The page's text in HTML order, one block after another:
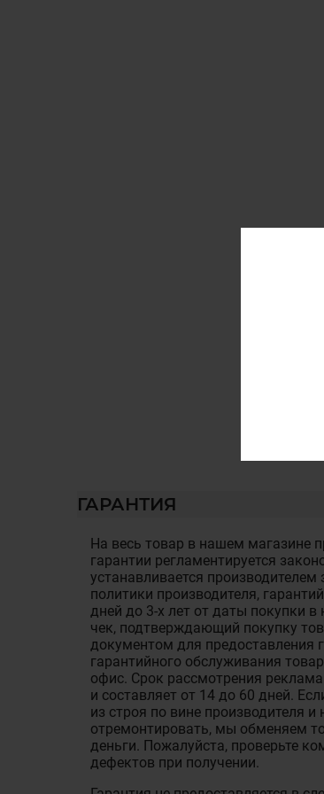
ГАРАНТИЯ
На весь товар в нашем магазине
гарантии регламентируется
устанавливается
политики производителя,
дней до 3-х лет от даты покупки
чек, подтверждающий покупку
документом для предоставления
гарантийного обслуживания
офис. Срок рассмотрения
и составляет от 14 до 60 дней.
из строя по вине производителя и
отремонтировать, мы обменяем
деньги. Пожалуйста, проверьте
дефектов при получении.